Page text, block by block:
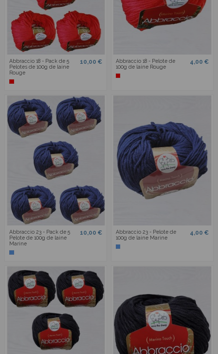
Abbraccio 18 - Pack de 5
Pelotes de 100g de laine
Rouge
10,00 €
Abbraccio 18 - Pelote de
100g de laine Rouge
4,00 €
Abbraccio 23 - Pack de 5
Pelote de 100g de laine
Marine
10,00 €
Abbraccio 23 - Pelote de
100g de laine Marine
4,00 €